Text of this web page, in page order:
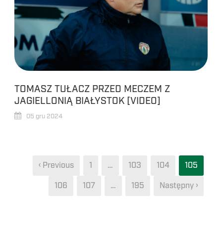
TOMASZ TUŁACZ PRZED MECZEM Z
JAGIELLONIĄ BIAŁYSTOK [VIDEO]
05 gru 2024
‹ Previous 1 … 103 104 105
106 107 … 195 Następny ›